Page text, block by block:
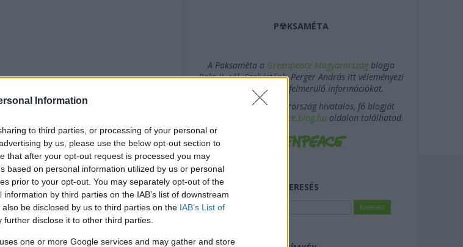
Information
to third parties, or processing of your personal or
by us, please use the below opt-out section to
that after your opt-out request is processed you may
based on personal information utilized by us or personal
prior to your opt-out. You may separately opt-out of the
by third parties on the IAB’s list of downstream
be disclosed by us to third parties on the IAB’s List of
further disclose it to other third parties.
one or more Google services and may gather and store
P☢KSAMÉTA
A Paksaméta a Greenpeace Magyarországblogja
Paks II.-ről. Szakértőnk, Perger András itt véleményezi
a Paks II. kapcsán felmerülő információkat.
A Greenpeace Magyarország hivatalos, fő blogját
greenpeace.blog.huoldalon találhatod.
KERESÉS